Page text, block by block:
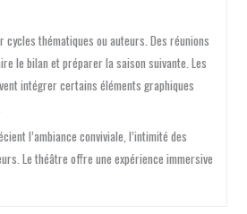
thématiques ou auteurs. Des réunions
le bilan et préparer la saison suivante. Les
intégrer certains éléments graphiques
l’ambiance conviviale, l’intimité des
Le théâtre offre une expérience immersive